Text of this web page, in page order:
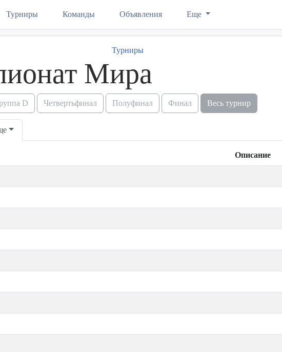
Турниры Команды Объявления Еще
Турниры
Мира
D Четвертьфинал Полуфинал Финал Весь турнир
Описание